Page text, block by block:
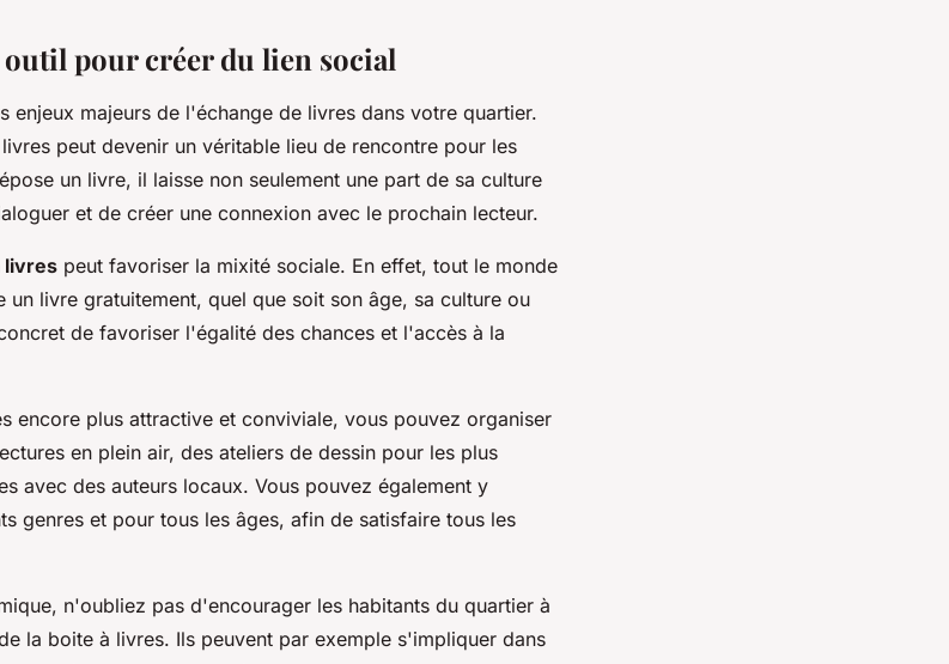
pour créer du lien social
enjeux majeurs de l'échange de livres dans votre quartier.
peut devenir un véritable lieu de rencontre pour les
un livre, il laisse non seulement une part de sa culture
et de créer une connexion avec le prochain lecteur.
livres peut favoriser la mixité sociale. En effet, tout le monde
un livre gratuitement, quel que soit son âge, sa culture ou
de favoriser l'égalité des chances et l'accès à la
encore plus attractive et conviviale, vous pouvez organiser
en plein air, des ateliers de dessin pour les plus
avec des auteurs locaux. Vous pouvez également y
genres et pour tous les âges, afin de satisfaire tous les
n'oubliez pas d'encourager les habitants du quartier à
la boite à livres. Ils peuvent par exemple s'impliquer dans